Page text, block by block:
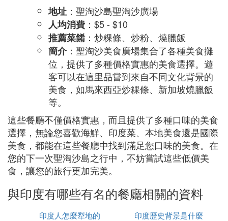
地址 ：聖淘沙島聖淘沙廣場
人均消費 ：$5 - $10
推薦菜餚：炒粿條、炒粉、燒臘飯
簡介：聖淘沙美食廣場集合了各種美食攤
位，提供了多種價格實惠的美食選擇。遊
客可以在這里品嘗到來自不同文化背景的
美食，如馬來西亞炒粿條、新加坡燒臘飯
等。
這些餐廳不僅價格實惠，而且提供了多種口味的美食
選擇，無論您喜歡海鮮、印度菜、本地美食還是國際
美食，都能在這些餐廳中找到滿足您口味的美食。在
您的下一次聖淘沙島之行中，不妨嘗試這些低價美
食，讓您的旅行更加完美。
與印度有哪些有名的餐廳相關的資料
印度人怎麼犁地的
印度歷史背景是什麼